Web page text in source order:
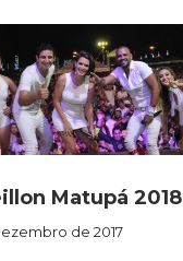
Matupá 2018
de 2017